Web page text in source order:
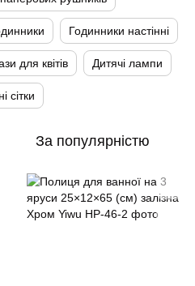
Годинники настінні
для квітів Дитячі лампи
сітки
За популярністю